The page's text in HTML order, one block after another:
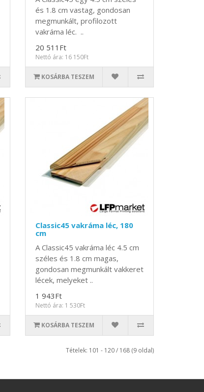
és 1.8 cm vastag, gondosan
megmunkált, profilozott
vakráma léc. ..
20 511Ft
Nettó ára: 16 150Ft
KOSÁRBA TESZEM
Classic45 vakráma léc, 180
cm
A Classic45 vakráma léc 4.5 cm
széles és 1.8 cm magas,
gondosan megmunkált vakkeret
lécek, melyeket ..
1 943Ft
Nettó ára: 1 530Ft
KOSÁRBA TESZEM
Tételek: 101 - 120 / 168 (9 oldal)